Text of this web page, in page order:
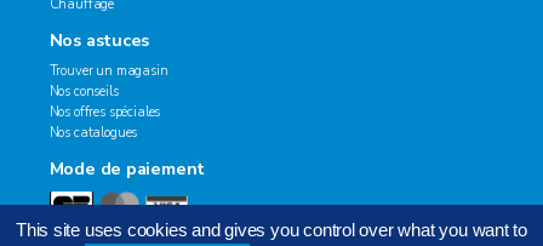
Chauffage
Nos astuces
Trouver un magasin
Nos conseils
Nos offres spéciales
Nos catalogues
Mode de paiement
This site uses cookies and gives you control over what you want to